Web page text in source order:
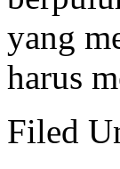
yang
harus
Filed